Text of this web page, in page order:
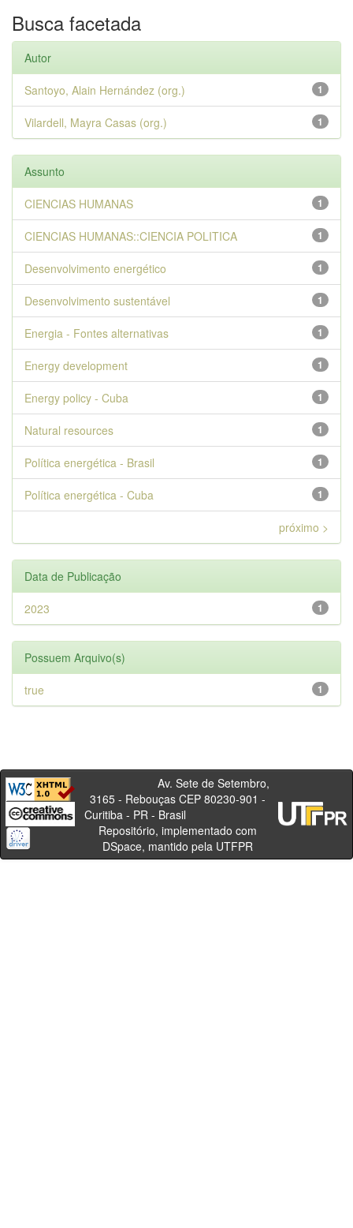
Busca facetada
Autor
1
Santoyo, Alain Hernández (org.)
1
Vilardell, Mayra Casas (org.)
Assunto
1
CIENCIAS HUMANAS
1
CIENCIAS HUMANAS::CIENCIA POLITICA
1
Desenvolvimento energético
1
Desenvolvimento sustentável
1
Energia - Fontes alternativas
1
Energy development
1
Energy policy - Cuba
1
Natural resources
1
Política energética - Brasil
1
Política energética - Cuba
próximo >
Data de Publicação
1
2023
Possuem Arquivo(s)
1
true
Av. Sete de Setembro,
3165 - Rebouças CEP 80230-901 -
Curitiba - PR - Brasil
Repositório, implementado com
DSpace, mantido pela UTFPR